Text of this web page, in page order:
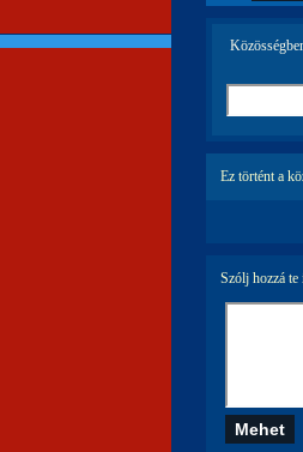
Ez történt a
Szólj hozzá te